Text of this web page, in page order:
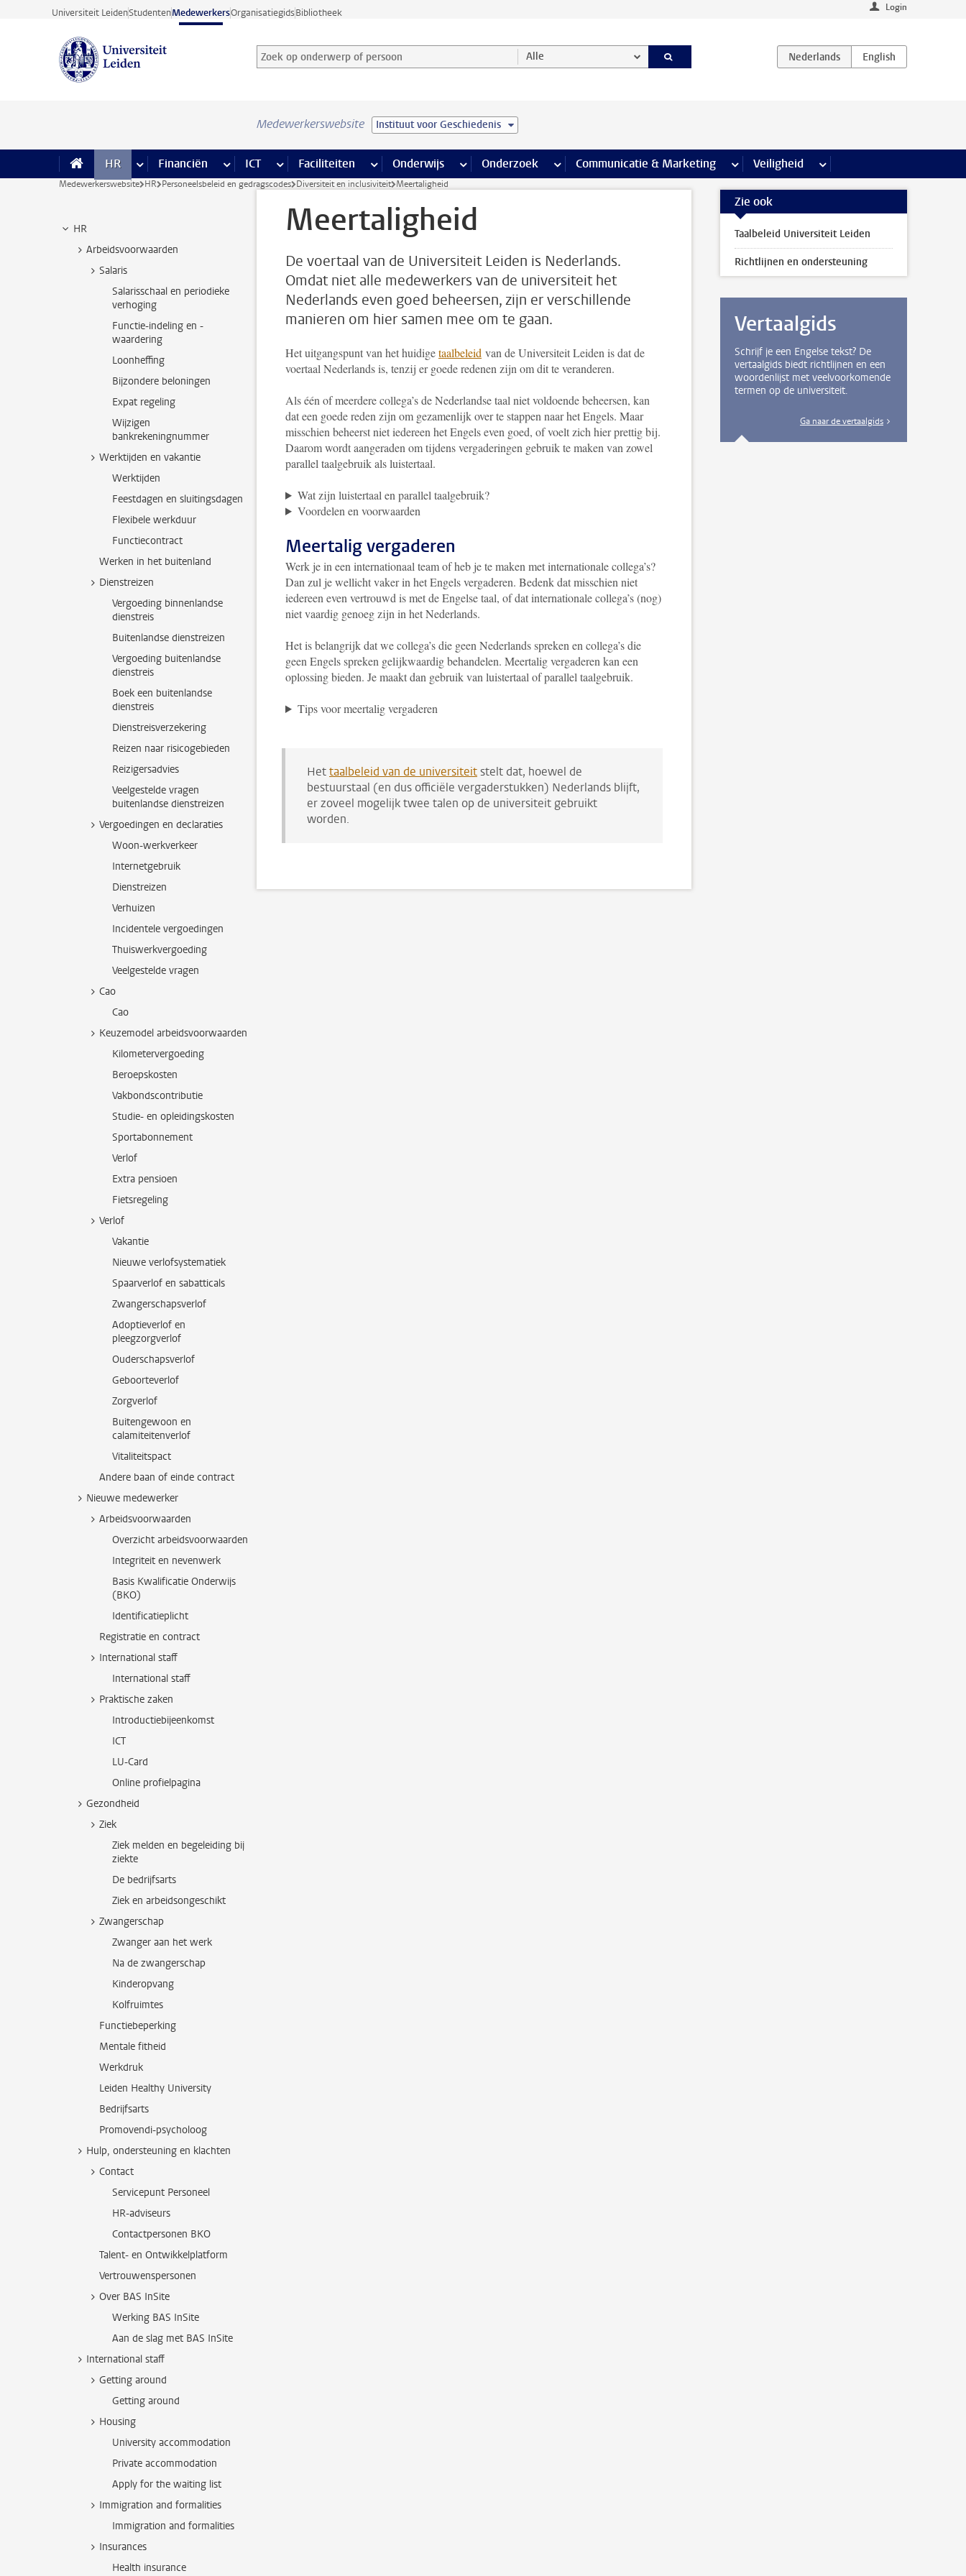
Ga direct naar de inhoud
Universiteit LeidenStudentenMedewerkersOrganisatiegidsBibliotheek Login
Zoek op onderwerp of persoon en selecteer categorie
Zoekterm Alle
Medewerkerswebsite Instituut voor Geschiedenis
HR meer HR pagina’s
Financiën meer Financiën pagina’s
ICT meer ICT pagina’s
Faciliteiten meer Faciliteiten pagina’s
Onderwijs meer Onderwijs pagina’s
Onderzoek meer Onderzoek pagina’s
Communicatie & Marketing meer Communicatie & Marketing pagina’s
Veiligheid meer Veiligheid pagina’s
Medewerkerswebsite HR Personeelsbeleid en gedragscodes Diversiteit en inclusiviteit Meertaligheid
HR
Arbeidsvoorwaarden
Salaris
Salarisschaal en periodieke
verhoging
Functie-indeling en -
waardering
Loonheffing
Bijzondere beloningen
Expat regeling
Wijzigen
bankrekeningnummer
Werktijden en vakantie
Werktijden
Feestdagen en sluitingsdagen
Flexibele werkduur
Functiecontract
Werken in het buitenland
Dienstreizen
Vergoeding binnenlandse
dienstreis
Buitenlandse dienstreizen
Vergoeding buitenlandse
dienstreis
Boek een buitenlandse
dienstreis
Dienstreisverzekering
Reizen naar risicogebieden
Reizigersadvies
Veelgestelde vragen
buitenlandse dienstreizen
Vergoedingen en declaraties
Woon-werkverkeer
Internetgebruik
Dienstreizen
Verhuizen
Incidentele vergoedingen
Thuiswerkvergoeding
Veelgestelde vragen
Cao
Cao
Keuzemodel arbeidsvoorwaarden
Kilometervergoeding
Beroepskosten
Vakbondscontributie
Studie- en opleidingskosten
Sportabonnement
Verlof
Extra pensioen
Fietsregeling
Verlof
Vakantie
Nieuwe verlofsystematiek
Spaarverlof en sabatticals
Zwangerschapsverlof
Adoptieverlof en
pleegzorgverlof
Ouderschapsverlof
Geboorteverlof
Zorgverlof
Buitengewoon en
calamiteitenverlof
Vitaliteitspact
Andere baan of einde contract
Nieuwe medewerker
Arbeidsvoorwaarden
Overzicht arbeidsvoorwaarden
Integriteit en nevenwerk
Basis Kwalificatie Onderwijs
(BKO)
Identificatieplicht
Registratie en contract
International staff
International staff
Praktische zaken
Introductiebijeenkomst
ICT
LU-Card
Online profielpagina
Gezondheid
Ziek
Ziek melden en begeleiding bij
ziekte
De bedrijfsarts
Ziek en arbeidsongeschikt
Zwangerschap
Zwanger aan het werk
Na de zwangerschap
Kinderopvang
Kolfruimtes
Functiebeperking
Mentale fitheid
Werkdruk
Leiden Healthy University
Bedrijfsarts
Promovendi-psycholoog
Hulp, ondersteuning en klachten
Contact
Servicepunt Personeel
HR-adviseurs
Contactpersonen BKO
Talent- en Ontwikkelplatform
Vertrouwenspersonen
Over BAS InSite
Werking BAS InSite
Aan de slag met BAS InSite
International staff
Getting around
Getting around
Housing
University accommodation
Private accommodation
Apply for the waiting list
Immigration and formalities
Immigration and formalities
Insurances
Health insurance
Meertaligheid
De voertaal van de Universiteit Leiden is Nederlands.
Omdat niet alle medewerkers van de universiteit het
Nederlands even goed beheersen, zijn er verschillende
manieren om hier samen mee om te gaan.
Het uitgangspunt van het huidigetaalbeleid van de Universiteit Leiden is dat de
voertaal Nederlands is, tenzij er goede redenen zijn om dit te veranderen.
Als één of meerdere collega’s de Nederlandse taal niet voldoende beheersen, kan
dat een goede reden zijn om gezamenlijk over te stappen naar het Engels. Maar
misschien beheerst niet iedereen het Engels even goed, of voelt zich hier prettig bij.
Daarom wordt aangeraden om tijdens vergaderingen gebruik te maken van zowel
parallel taalgebruik als luistertaal.
Wat zijn luistertaal en parallel taalgebruik?
Voordelen en voorwaarden
Meertalig vergaderen
Werk je in een internationaal team of heb je te maken met internationale collega’s?
Dan zul je wellicht vaker in het Engels vergaderen. Bedenk dat misschien niet
iedereen even vertrouwd is met de Engelse taal, of dat internationale collega’s (nog)
niet vaardig genoeg zijn in het Nederlands.
Het is belangrijk dat we collega’s die geen Nederlands spreken en collega’s die
geen Engels spreken gelijkwaardig behandelen. Meertalig vergaderen kan een
oplossing bieden. Je maakt dan gebruik van luistertaal of parallel taalgebruik.
Tips voor meertalig vergaderen
Hettaalbeleid van de universiteitstelt dat, hoewel de
bestuurstaal (en dus officiële vergaderstukken) Nederlands blijft,
er zoveel mogelijk twee talen op de universiteit gebruikt
worden.
Zie ook
Taalbeleid Universiteit Leiden
Richtlijnen en ondersteuning
Vertaalgids
Schrijf je een Engelse tekst? De
vertaalgids biedt richtlijnen en een
woordenlijst met veelvoorkomende
termen op de universiteit.
Ga naar de vertaalgids